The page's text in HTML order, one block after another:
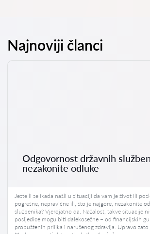
Najnoviji članci
Odgovornost državnih
nezakonite odluke
Jeste li se ikada našli u situaciji da vam je život ili
pogrešne, nepravične ili, što je najgore, nezakonite
službenika? Vjerojatno da. Nažalost, takve situacije
posljedice mogu biti dalekosežne – od financijskih
propuštenih prilika i narušenog zdravlja. Upravo zato